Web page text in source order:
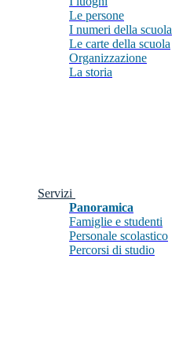
Le persone
I numeri della scuola
Le carte della scuola
Organizzazione
La storia
Servizi
Panoramica
Famiglie e studenti
Personale scolastico
Percorsi di studio